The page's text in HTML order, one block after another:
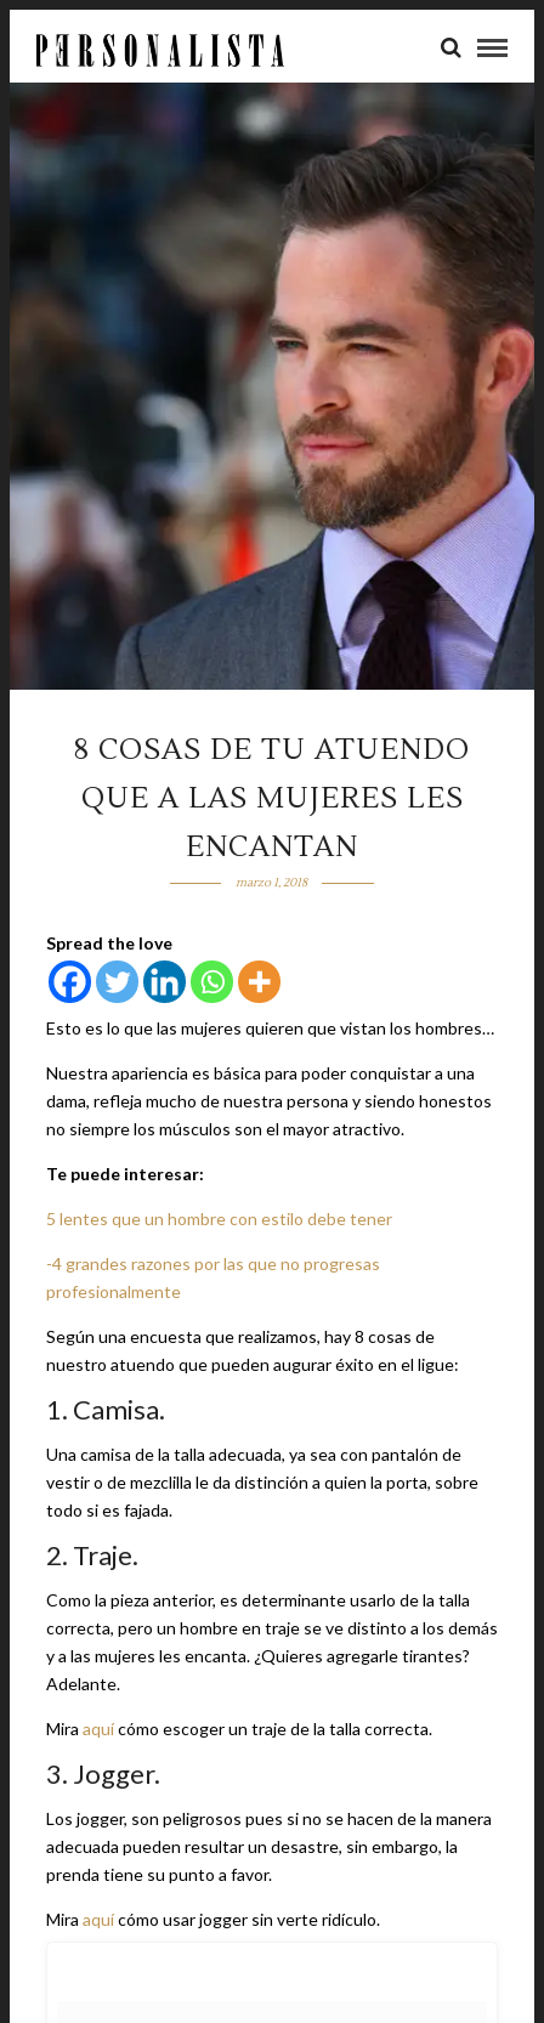
8 COSAS DE TU ATUENDO
QUE A LAS MUJERES LES
ENCANTAN
marzo 1, 2018
Spread the love
Esto es lo que las mujeres quieren que vistan los hombres…
Nuestra apariencia es básica para poder conquistar a una
dama, refleja mucho de nuestra persona y siendo honestos
no siempre los músculos son el mayor atractivo.
Te puede interesar:
5 lentes que un hombre con estilo debe tener
-4 grandes razones por las que no progresas
profesionalmente
Según una encuesta que realizamos, hay 8 cosas de
nuestro atuendo que pueden augurar éxito en el ligue:
1. Camisa.
Una camisa de la talla adecuada, ya sea con pantalón de
vestir o de mezclilla le da distinción a quien la porta, sobre
todo si es fajada.
2. Traje.
Como la pieza anterior, es determinante usarlo de la talla
correcta, pero un hombre en traje se ve distinto a los demás
y a las mujeres les encanta. ¿Quieres agregarle tirantes?
Adelante.
Mira aquícómo escoger un traje de la talla correcta.
3. Jogger.
Los jogger, son peligrosos pues si no se hacen de la manera
adecuada pueden resultar un desastre, sin embargo, la
prenda tiene su punto a favor.
Mira aquícómo usar jogger sin verte ridículo.